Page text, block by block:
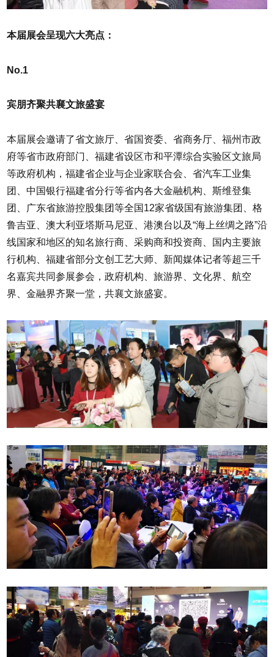
本届展会呈现六大亮点：
No.1
宾朋齐聚共襄文旅盛宴
本届展会邀请了省文旅厅、省国资委、省商务厅、福州市政
府等省市政府部门、福建省设区市和平潭综合实验区文旅局
等政府机构，福建省企业与企业家联合会、省汽车工业集
团、中国银行福建省分行等省内各大金融机构、斯维登集
团、广东省旅游控股集团等全国12家省级国有旅游集团、格
鲁吉亚、澳大利亚塔斯马尼亚、港澳台以及“海上丝绸之路”沿
线国家和地区的知名旅行商、采购商和投资商、国内主要旅
行机构、福建省部分文创工艺大师、新闻媒体记者等超三千
名嘉宾共同参展参会，政府机构、旅游界、文化界、航空
界、金融界齐聚一堂，共襄文旅盛宴。